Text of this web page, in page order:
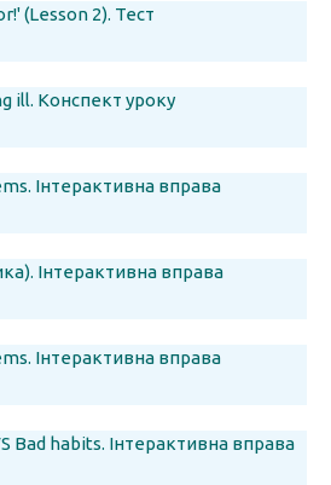
(Lesson 2). Тест
ill. Конспект уроку
Інтерактивна вправа
Інтерактивна вправа
Інтерактивна вправа
Bad habits. Інтерактивна вправа